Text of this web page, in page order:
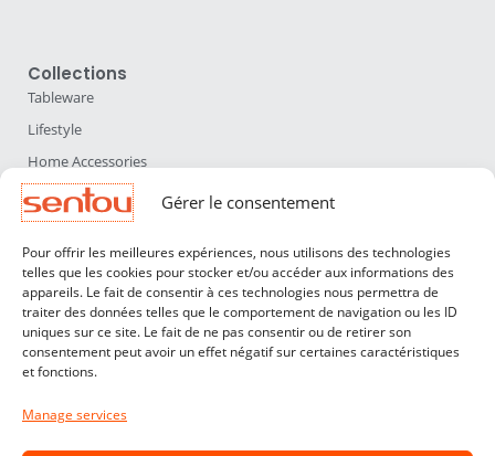
Gérer le consentement
Pour offrir les meilleures expériences, nous utilisons des technologies
telles que les cookies pour stocker et/ou accéder aux informations des
appareils. Le fait de consentir à ces technologies nous permettra de
traiter des données telles que le comportement de navigation ou les ID
uniques sur ce site. Le fait de ne pas consentir ou de retirer son
consentement peut avoir un effet négatif sur certaines caractéristiques
et fonctions.
Manage services
Collections
Tableware
Lifestyle
Home Accessories
Lighting
Furniture
Sentou
About us
Our designers
Professionals
Customer service
Contact